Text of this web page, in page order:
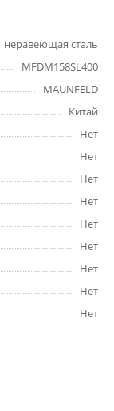
неравеющая сталь
MFDM158SL400
MAUNFELD
Китай
Нет
Нет
Нет
Нет
Нет
Нет
Нет
Нет
Нет